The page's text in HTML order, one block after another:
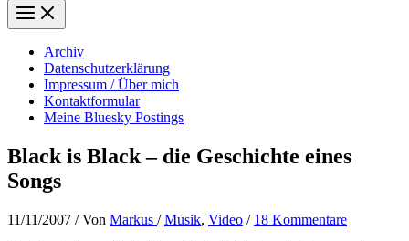
Main
Menu
Archiv
Datenschutzerklärung
Impressum / Über mich
Kontaktformular
Meine Bluesky Postings
Black is Black – die Geschichte eines
Songs
11/11/2007 / Von Markus /Musik, Video / 18 Kommentare